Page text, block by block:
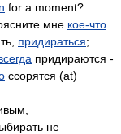
for a moment?
мне кое-что
придираться;
придираются -
ссорятся (at)
не